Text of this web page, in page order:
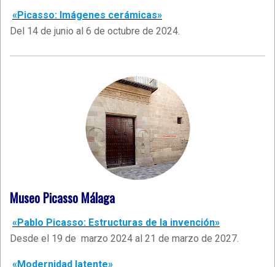
«Picasso: Imágenes cerámicas»
Del 14 de junio al 6 de octubre de 2024.
Museo Picasso Málaga
«Pablo Picasso: Estructuras de la invención»
Desde el 19 de marzo 2024 al 21 de marzo de 2027.
«Modernidad latente»